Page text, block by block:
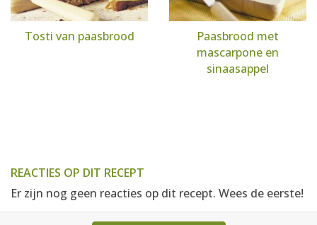
Tosti van paasbrood
Paasbrood met
mascarpone en
sinaasappel
REACTIES OP DIT RECEPT
Er zijn nog geen reacties op dit recept. Wees de eerste!